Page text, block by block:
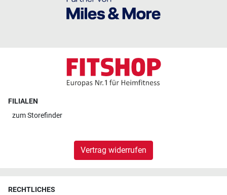
FILIALEN
zumStorefinder
Vertrag widerrufen
RECHTLICHES